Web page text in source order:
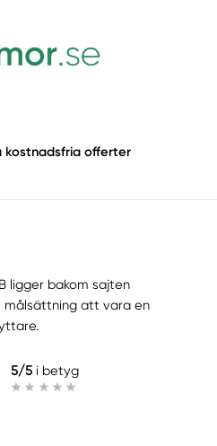
kostnadsfria offerter
ligger bakom sajten
målsättning att vara en
5/5i betyg